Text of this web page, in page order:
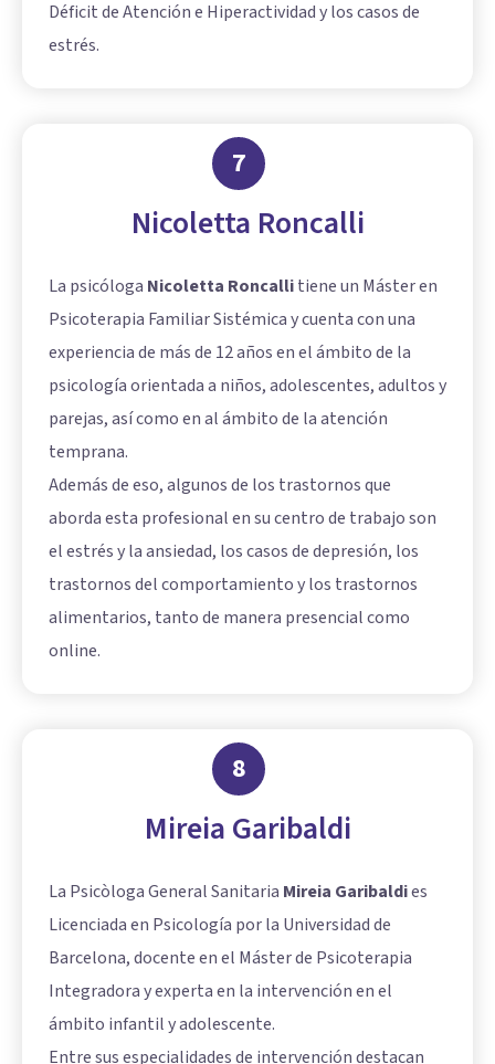
Déficit de Atención e Hiperactividad y los casos de
estrés.
7
Nicoletta Roncalli
La psicóloga Nicoletta Roncallitiene un Máster en
Psicoterapia Familiar Sistémica y cuenta con una
experiencia de más de 12 años en el ámbito de la
psicología orientada a niños, adolescentes, adultos y
parejas, así como en al ámbito de la atención
temprana.
Además de eso, algunos de los trastornos que
aborda esta profesional en su centro de trabajo son
el estrés y la ansiedad, los casos de depresión, los
trastornos del comportamiento y los trastornos
alimentarios, tanto de manera presencial como
online.
8
Mireia Garibaldi
La Psicòloga General Sanitaria Mireia Garibaldies
Licenciada en Psicología por la Universidad de
Barcelona, docente en el Máster de Psicoterapia
Integradora y experta en la intervención en el
ámbito infantil y adolescente.
Entre sus especialidades de intervención destacan